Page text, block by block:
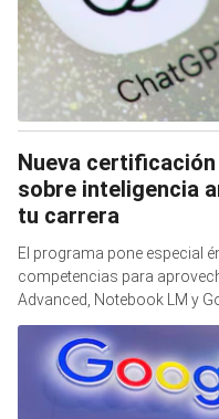
Nueva
sobre inteligencia
tu carrera
El programa pone especial
competencias para
Advanced, Notebook LM y